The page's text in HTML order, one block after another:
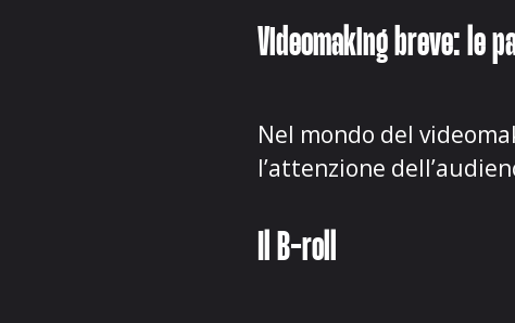
Videomaking breve: le
Nel mondo del
l’attenzione
Il B-roll